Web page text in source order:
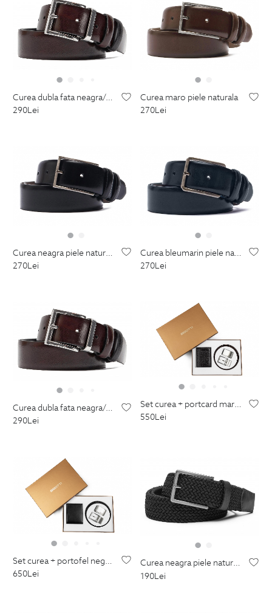
curea dubla fata neagra/grena piele naturala
290Lei
curea maro piele naturala
270Lei
curea neagra piele naturala
270Lei
curea bleumarin piele naturala
270Lei
curea dubla fata neagra/grena piele naturala
290Lei
set curea + portcard maro piele naturala
550Lei
set curea + portofel negru piele naturala
650Lei
curea neagra piele naturala si textil
190Lei